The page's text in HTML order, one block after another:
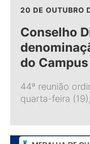
20 DE OUTUBRO
Conselho
do
44ª reunião
quarta-feira